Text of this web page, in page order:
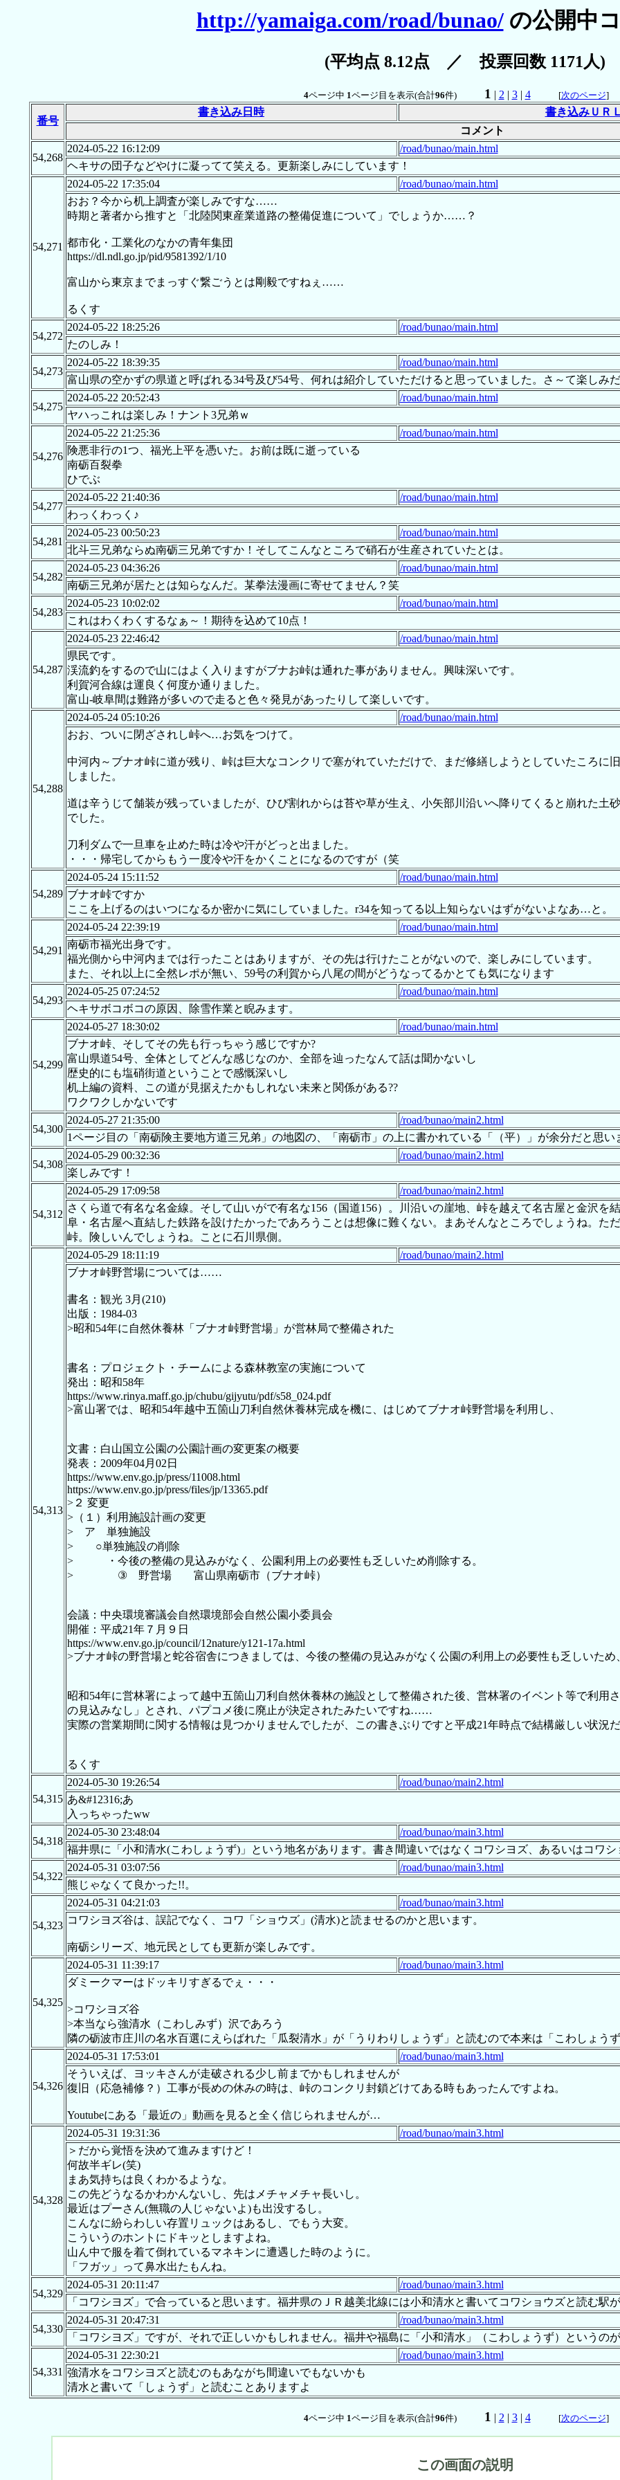
http://yamaiga.com/road/bunao/の公開中
(平均点 8.12点 ／ 投票回数 1171人)
4ページ中 1ページ目を表示(合計96件) 1 | 2 | 3| 4 [次のページ
番号
書き込み日時
書き込みＵＲ
コメント
54,268
2024-05-22 16:12:09
/road/bunao/main.html
ヘキサの団子などやけに凝ってて笑える。更新楽しみにしています！
54,271
2024-05-22 17:35:04
/road/bunao/main.html
おお？今から机上調査が楽しみですな……
時期と著者から推すと「北陸関東産業道路の整備促進について」でしょうか……？
都市化・工業化のなかの青年集団
https://dl.ndl.go.jp/pid/9581392/1/10
富山から東京までまっすぐ繋ごうとは剛毅ですねぇ……
るくす
54,272
2024-05-22 18:25:26
/road/bunao/main.html
たのしみ！
54,273
2024-05-22 18:39:35
/road/bunao/main.html
富山県の空かずの県道と呼ばれる34号及び54号、何れは紹介していただけると思っていました。さ～て楽しみ
54,275
2024-05-22 20:52:43
/road/bunao/main.html
ヤハっこれは楽しみ！ナント3兄弟ｗ
54,276
2024-05-22 21:25:36
/road/bunao/main.html
険悪非行の1つ、福光上平を憑いた。お前は既に逝っている
南砺百裂拳
ひでぶ
54,277
2024-05-22 21:40:36
/road/bunao/main.html
わっくわっく♪
54,281
2024-05-23 00:50:23
/road/bunao/main.html
北斗三兄弟ならぬ南砺三兄弟ですか！そしてこんなところで硝石が生産されていたとは。
54,282
2024-05-23 04:36:26
/road/bunao/main.html
南砺三兄弟が居たとは知らなんだ。某拳法漫画に寄せてません？笑
54,283
2024-05-23 10:02:02
/road/bunao/main.html
これはわくわくするなぁ～！期待を込めて10点！
54,287
2024-05-23 22:46:42
/road/bunao/main.html
県民です。
渓流釣をするので山にはよく入りますがブナお峠は通れた事がありません。興味深いです。
利賀河合線は運良く何度か通りました。
富山-岐阜間は難路が多いので走ると色々発見があったりして楽しいです。
54,288
2024-05-24 05:10:26
/road/bunao/main.html
おお、ついに閉ざされし峠へ…お気をつけて。
中河内～ブナオ峠に道が残り、峠は巨大なコンクリで塞がれていただけで、まだ修繕しようとしていたころ
しました。
道は辛うじて舗装が残っていましたが、ひび割れからは苔や草が生え、小矢部川沿いへ降りてくると崩れた
でした。
刀利ダムで一旦車を止めた時は冷や汗がどっと出ました。
・・・帰宅してからもう一度冷や汗をかくことになるのですが（笑
54,289
2024-05-24 15:11:52
/road/bunao/main.html
ブナオ峠ですか
ここを上げるのはいつになるか密かに気にしていました。r34を知ってる以上知らないはずがないよなあ…と。
54,291
2024-05-24 22:39:19
/road/bunao/main.html
南砺市福光出身です。
福光側から中河内までは行ったことはありますが、その先は行けたことがないので、楽しみにしています。
また、それ以上に全然レポが無い、59号の利賀から八尾の間がどうなってるかとても気になります
54,293
2024-05-25 07:24:52
/road/bunao/main.html
ヘキサボコボコの原因、除雪作業と睨みます。
54,299
2024-05-27 18:30:02
/road/bunao/main.html
ブナオ峠、そしてその先も行っちゃう感じですか?
富山県道54号、全体としてどんな感じなのか、全部を辿ったなんて話は聞かないし
歴史的にも塩硝街道ということで感慨深いし
机上編の資料、この道が見据えたかもしれない未来と関係がある??
ワクワクしかないです
54,300
2024-05-27 21:35:00
/road/bunao/main2.html
1ページ目の「南砺険主要地方道三兄弟」の地図の、「南砺市」の上に書かれている「（平）」が余分だと思
54,308
2024-05-29 00:32:36
/road/bunao/main2.html
楽しみです！
54,312
2024-05-29 17:09:58
/road/bunao/main2.html
さくら道で有名な名金線。そして山いがで有名な156（国道156）。川沿いの崖地、峠を越えて名古屋と金沢を
阜・名古屋へ直結した鉄路を設けたかったであろうことは想像に難くない。まあそんなところでしょうね。た
峠。険しいんでしょうね。ことに石川県側。
54,313
2024-05-29 18:11:19
/road/bunao/main2.html
ブナオ峠野営場については……
書名：観光 3月(210)
出版：1984-03
>昭和54年に自然休養林「ブナオ峠野営場」が営林局で整備された
書名：プロジェクト・チームによる森林教室の実施について
発出：昭和58年
https://www.rinya.maff.go.jp/chubu/gijyutu/pdf/s58_024.pdf
>富山署では、昭和54年越中五箇山刀利自然休養林完成を機に、はじめてブナオ峠野営場を利用し、
文書：白山国立公園の公園計画の変更案の概要
発表：2009年04月02日
https://www.env.go.jp/press/11008.html
https://www.env.go.jp/press/files/jp/13365.pdf
>２ 変更
>（１）利用施設計画の変更
> ア 単独施設
> ○単独施設の削除
> ・今後の整備の見込みがなく、公園利用上の必要性も乏しいため削除する。
> ③ 野営場 富山県南砺市（ブナオ峠）
会議：中央環境審議会自然環境部会自然公園小委員会
開催：平成21年７月９日
https://www.env.go.jp/council/12nature/y121-17a.html
>ブナオ峠の野営場と蛇谷宿舎につきましては、今後の整備の見込みがなく公園の利用上の必要性も乏しいた
昭和54年に営林署によって越中五箇山刀利自然休養林の施設として整備された後、営林署のイベント等で利用
の見込みなし」とされ、パプコメ後に廃止が決定されたみたいですね……
実際の営業期間に関する情報は見つかりませんでしたが、この書きぶりですと平成21年時点で結構厳しい状
るくす
54,315
2024-05-30 19:26:54
/road/bunao/main2.html
あ&#12316;あ
入っちゃったww
54,318
2024-05-30 23:48:04
/road/bunao/main3.html
福井県に「小和清水(こわしょうず)」という地名があります。書き間違いではなくコワシヨズ、あるいはコワ
54,322
2024-05-31 03:07:56
/road/bunao/main3.html
熊じゃなくて良かった!!。
54,323
2024-05-31 04:21:03
/road/bunao/main3.html
コワシヨズ谷は、誤記でなく、コワ「ショウズ」(清水)と読ませるのかと思います。
南砺シリーズ、地元民としても更新が楽しみです。
54,325
2024-05-31 11:39:17
/road/bunao/main3.html
ダミークマーはドッキリすぎるでぇ・・・
>コワシヨズ谷
>本当なら強清水（こわしみず）沢であろう
隣の砺波市庄川の名水百選にえらばれた「瓜裂清水」が「うりわりしょうず」と読むので本来は「こわしょ
54,326
2024-05-31 17:53:01
/road/bunao/main3.html
そういえば、ヨッキさんが走破される少し前までかもしれませんが
復旧（応急補修？）工事が長めの休みの時は、峠のコンクリ封鎖どけてある時もあったんですよね。
Youtubeにある「最近の」動画を見ると全く信じられませんが…
54,328
2024-05-31 19:31:36
/road/bunao/main3.html
＞だから覚悟を決めて進みますけど！
何故半ギレ(笑)
まあ気持ちは良くわかるような。
この先どうなるかわかんないし、先はメチャメチャ長いし。
最近はプーさん(無職の人じゃないよ)も出没するし。
こんなに紛らわしい存置リュックはあるし、でもう大変。
こういうのホントにドキッとしますよね。
山ん中で服を着て倒れているマネキンに遭遇した時のように。
「フガッ」って鼻水出たもんね。
54,329
2024-05-31 20:11:47
/road/bunao/main3.html
「コワシヨズ」で合っていると思います。福井県のＪＲ越美北線には小和清水と書いてコワショウズと読む駅
54,330
2024-05-31 20:47:31
/road/bunao/main3.html
「コワシヨズ」ですが、それで正しいかもしれません。福井や福島に「小和清水」（こわしょうず）というの
54,331
2024-05-31 22:30:21
/road/bunao/main3.html
強清水をコワシヨズと読むのもあながち間違いでもないかも
清水と書いて「しょうず」と読むことありますよ
4ページ中 1ページ目を表示(合計96件) 1 | 2 | 3| 4 [次のページ
この画面の説明